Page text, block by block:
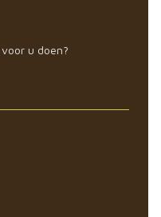
u doen?